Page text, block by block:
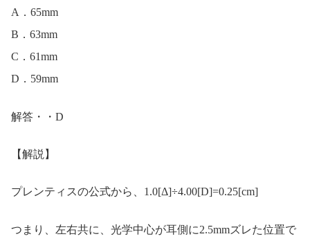
A．65mm
B．63mm
C．61mm
D．59mm
解答・・D
【解説】
プレンティスの公式から、1.0[Δ]÷4.00[D]=0.25[cm]
つまり、左右共に、光学中心が耳側に2.5mmズレた位置で